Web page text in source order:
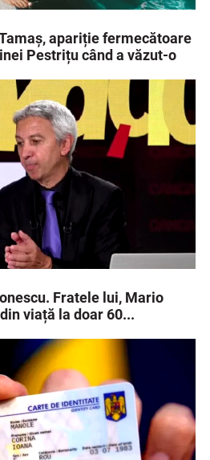
Tamaş, apariție fermecătoare
Pestrițu când a văzut-o
Fratele lui, Mario
viață la doar 60...